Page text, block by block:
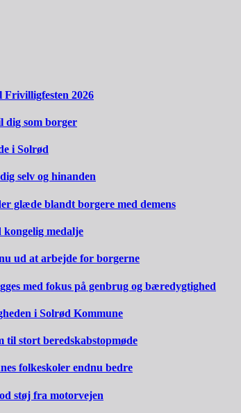
2026
dig som borger
i Solrød
selv og hinanden
glæde blandt borgere med demens
kongelig medalje
ud at arbejde for borgerne
med fokus på genbrug og bæredygtighed
i Solrød Kommune
stort beredskabstopmøde
folkeskoler endnu bedre
støj fra motorvejen